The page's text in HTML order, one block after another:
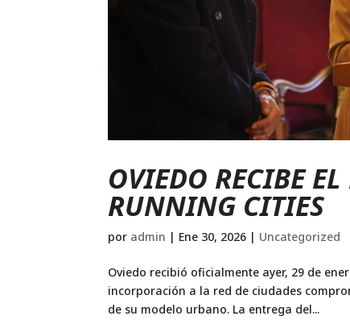
OVIEDO RECIBE
RUNNING CITIES
por admin | Ene 30, 2026 | Uncategorized
Oviedo recibió oficialmente ayer, 29 de
incorporación a la red de ciudades
de su modelo urbano. La entrega del...